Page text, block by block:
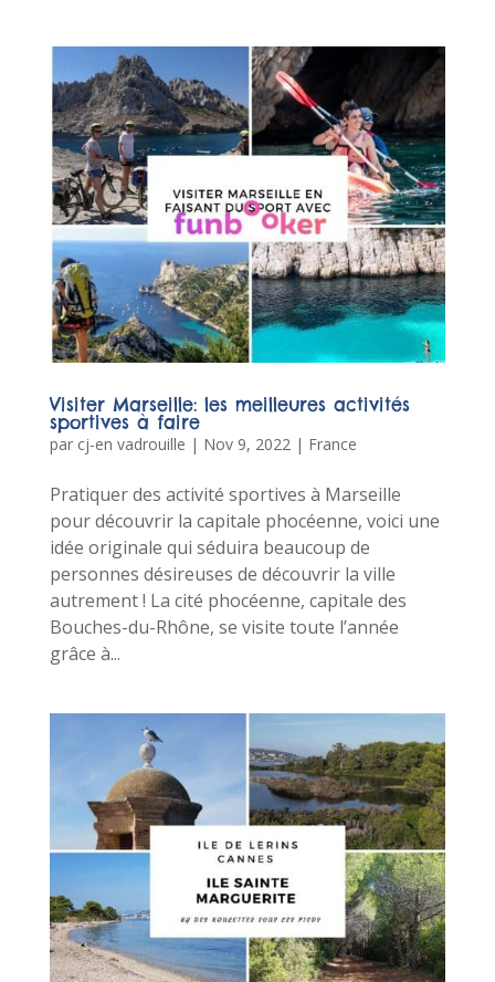
Visiter Marseille: les meilleures activités
sportives à faire
par cj-en vadrouille | Nov 9, 2022| France
Pratiquer des activité sportives à Marseille
pour découvrir la capitale phocéenne, voici une
idée originale qui séduira beaucoup de
personnes désireuses de découvrir la ville
autrement ! La cité phocéenne, capitale des
Bouches-du-Rhône, se visite toute l’année
grâce à...